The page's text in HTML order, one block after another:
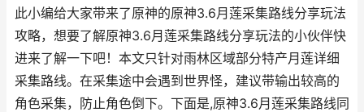
此小编给大家带来了原神的原神3.6月莲采集路线分享玩法
攻略，想要了解原神3.6月莲采集路线分享玩法的小伙伴快
进来了解一下吧！本文只针对雨林区域部分特产月莲详细
采集路线。在采集途中会遇到世界怪，建议带输出较高的
角色采集，防止角色倒下。下面是,原神3.6月莲采集路线同